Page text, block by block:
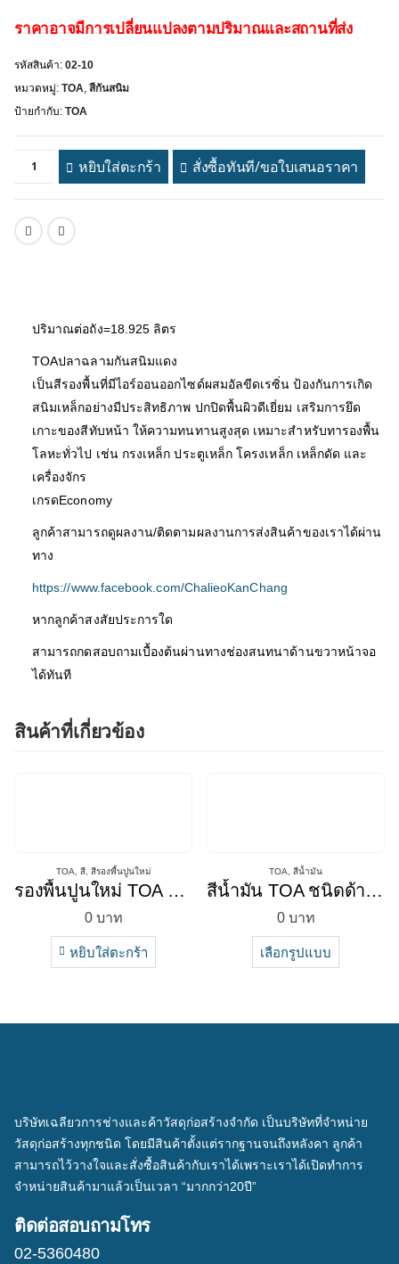
ราคาอาจมีการเปลี่ยนแปลงตามปริมาณและสถานที่ส่ง
รหัสสินค้า: 02-10
หมวดหมู่: TOA, สีกันสนิม
ป้ายกำกับ: TOA
หยิบใส่ตะกร้า สั่งซื้อทันที/ขอใบเสนอราคา
ปริมาณต่อถัง=18.925 ลิตร
TOAปลาฉลามกันสนิมแดง
เป็นสีรองพื้นที่มีไอร์ออนออกไซด์ผสมอัลขีดเรซิ่น ป้องกันการเกิด
สนิมเหล็กอย่างมีประสิทธิภาพ ปกปิดพื้นผิวดีเยี่ยม เสริมการยึด
เกาะของสีทับหน้า ให้ความทนทานสูงสุด เหมาะสำหรับทารองพื้น
โลหะทั่วไป เช่น กรงเหล็ก ประตูเหล็ก โครงเหล็ก เหล็กดัด และ
เครื่องจักร
เกรดEconomy
ลูกค้าสามารถดูผลงาน/ติดตามผลงานการส่งสินค้าของเราได้ผ่าน
ทาง
https://www.facebook.com/ChalieoKanChang
หากลูกค้าสงสัยประการใด
สามารถกดสอบถามเบื้องต้นผ่านทางช่องสนทนาด้านขวาหน้าจอ
ได้ทันที
สินค้าที่เกี่ยวข้อง
TOA สี, สีรองพื้นปูนใหม่
รองพื้นปูนใหม่ TOA ซุปเปอร์เทค
0 บาท
หยิบใส่ตะกร้า
TOA สีน้ำมัน
สีน้ำมัน TOA ชนิดด้าน ดำ/เขียว/ขาว
0 บาท
เลือกรูปแบบ
บริษัทเฉลียวการช่างและค้าวัสดุก่อสร้างจำกัด เป็นบริษัทที่จำหน่าย
วัสดุก่อสร้างทุกชนิด โดยมีสินค้าตั้งแต่รากฐานจนถึงหลังคา ลูกค้า
สามารถไว้วางใจและสั่งซื้อสินค้ากับเราได้เพราะเราได้เปิดทำการ
จำหน่ายสินค้ามาแล้วเป็นเวลา “มากกว่า20ปี”
ติดต่อสอบถามโทร
02-5360480